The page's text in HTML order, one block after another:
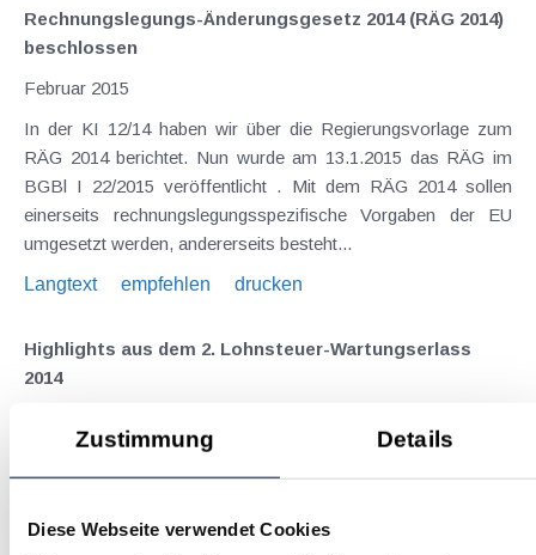
Zustimmung Details
Diese Webseite verwendet Cookies
Rechnungslegungs-Änderungsgesetz 2014 (RÄG 2014)
beschlossen
Februar 2015
In der KI 12/14 haben wir über die Regierungsvorlage zum
RÄG 2014 berichtet. Nun wurde am 13.1.2015 das RÄG im
BGBl I 22/2015 veröffentlicht . Mit dem RÄG 2014 sollen
einerseits rechnungslegungsspezifische Vorgaben der EU
umgesetzt werden, andererseits besteht...
Langtext
empfehlen drucken
Highlights aus dem 2. Lohnsteuer-Wartungserlass
2014
Im Zuge der Änderungen der Lohnsteuerrichtlinien durch den